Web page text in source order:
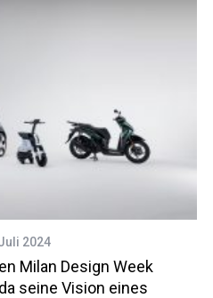
2024
Milan Design Week
seine Vision eines